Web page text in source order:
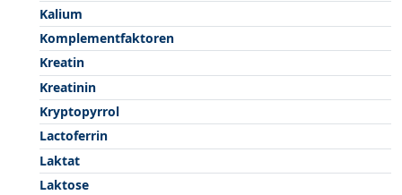
Kalium
Komplementfaktoren
Kreatin
Kreatinin
Kryptopyrrol
Lactoferrin
Laktat
Laktose